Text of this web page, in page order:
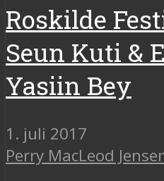
Roskilde
Seun Kuti &
Yasiin Bey
1. juli 2017
Perry MacLeod